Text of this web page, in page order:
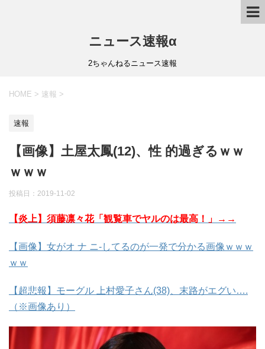
ニュース速報α
2ちゃんねるニュース速報
HOME > 速報 >
速報
【画像】土屋太鳳(12)、性 的過ぎるｗｗ
ｗｗｗ
投稿日： 2019-11-02
【炎上】須藤凛々花「観覧車でヤルのは最高！」→→
【画像】女がオ ナ ニ-してるのが一発で分かる画像ｗｗｗ
ｗｗ
【超悲報】モーグル 上村愛子さん(38)、末路がエグい….
（※画像あり）